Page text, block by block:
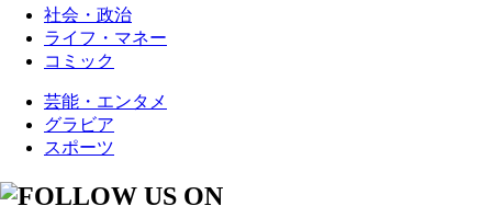
社会・政治
ライフ・マネー
コミック
芸能・エンタメ
グラビア
スポーツ